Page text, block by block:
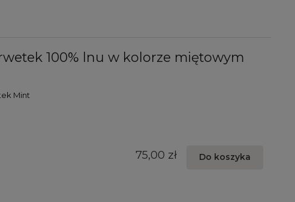
100% lnu w kolorze miętowym
Mint
75,00 zł Do koszyka